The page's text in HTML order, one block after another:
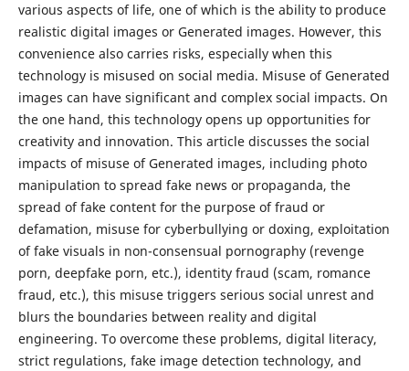
various aspects of life, one of which is the ability to produce
realistic digital images or Generated images. However, this
convenience also carries risks, especially when this
technology is misused on social media. Misuse of Generated
images can have significant and complex social impacts. On
the one hand, this technology opens up opportunities for
creativity and innovation. This article discusses the social
impacts of misuse of Generated images, including photo
manipulation to spread fake news or propaganda, the
spread of fake content for the purpose of fraud or
defamation, misuse for cyberbullying or doxing, exploitation
of fake visuals in non-consensual pornography (revenge
porn, deepfake porn, etc.), identity fraud (scam, romance
fraud, etc.), this misuse triggers serious social unrest and
blurs the boundaries between reality and digital
engineering. To overcome these problems, digital literacy,
strict regulations, fake image detection technology, and